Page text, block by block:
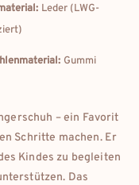
Leder (LWG-
Gummi
– ein Favorit
Schritte machen. Er
Kindes zu begleiten
Das